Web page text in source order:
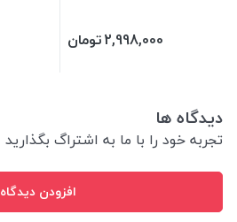
2,998,000تومان
دیدگاه ها
تجربه خود را با ما به اشتراگ بگذارید
افزودن دیدگاه